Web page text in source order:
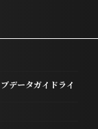
データガイドライ